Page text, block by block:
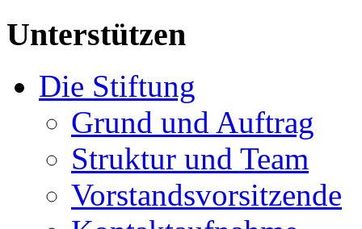
Unterstützen
Die Stiftung
Grund und Auftrag
Struktur und Team
Vorstandsvorsitzende